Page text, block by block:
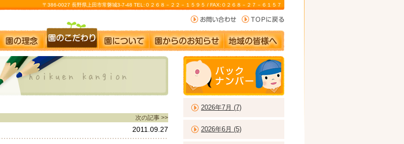
〒386-0027 長野県上田市常磐城3-7-48 TEL:０２６８－２２－１５９５ / FAX:０２６８－２７－６１５７
次の記事 >>
2011.09.27
2026年7月 (7)
2026年6月 (5)